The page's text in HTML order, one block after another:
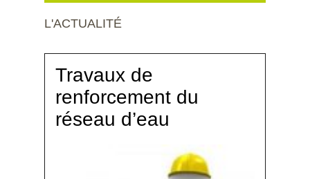
L'ACTUALITÉ
Travaux de
renforcement du
réseau d’eau